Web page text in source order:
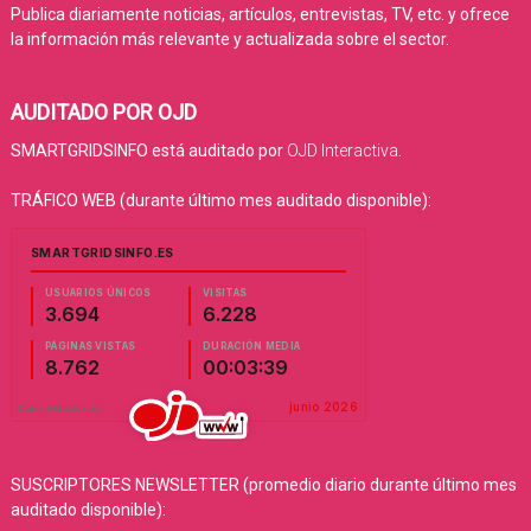
Publica diariamente noticias, artículos, entrevistas, TV, etc. y ofrece
la información más relevante y actualizada sobre el sector.
AUDITADO POR OJD
SMARTGRIDSINFO está auditado por OJD Interactiva
TRÁFICO WEB (durante último mes auditado disponible):
SUSCRIPTORES NEWSLETTER (promedio diario durante último mes
auditado disponible):